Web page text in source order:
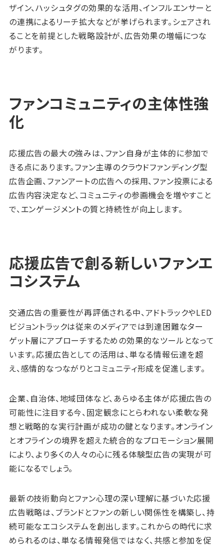
ザイン、ハッシュタグの効果的な活用、インフルエンサーと
の連携によるリーチ拡大などが挙げられます。シェアされ
ることを前提とした戦略設計が、広告効果の増幅につな
がります。
ファンコミュニティの主体性強
化
応援広告の最大の強みは、ファン自身が主体的に参加で
きる点にあります。ファン主導のクラウドファンディング型
広告企画、ファンアートの広告への採用、ファン投票による
広告内容決定など、コミュニティの参画機会を増やすこと
で、エンゲージメントの質と持続性が向上します。
応援広告で創る新しいファンエ
コシステム
交通広告の重要性が再評価される中、アドトラックやLED
ビジョントラックは従来のメディアでは到達困難なター
ゲット層にアプローチするための効果的なツールとなって
います。応援広告としての活用は、単なる情報伝達を超
え、感情的なつながりとコミュニティ形成を促進します。
企業、自治体、地域団体など、あらゆる主体が応援広告の
可能性に注目する今、固定観念にとらわれない柔軟な発
想と戦略的な実行計画が成功の鍵となります。オンライン
とオフラインの境界を超えた統合的なプロモーション展開
により、より多くの人々の心に残る体験型広告の実現が可
能になるでしょう。
最新の技術動向とファン心理の深い理解に基づいた応援
広告戦略は、ブランドとファンの新しい関係性を構築し、持
続可能なエコシステムを創出します。これからの時代に求
められるのは、単なる情報発信ではなく、共感と参加を促